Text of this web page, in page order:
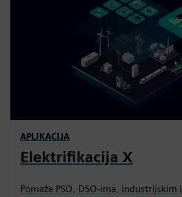
APLIKACIJA
Elektrifikacija X
Pomaže PSO, DSO-ima, industrijskim i